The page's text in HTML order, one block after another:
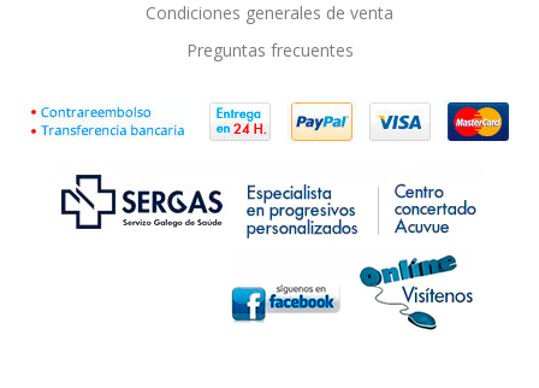
Condiciones generales de venta
Preguntas frecuentes